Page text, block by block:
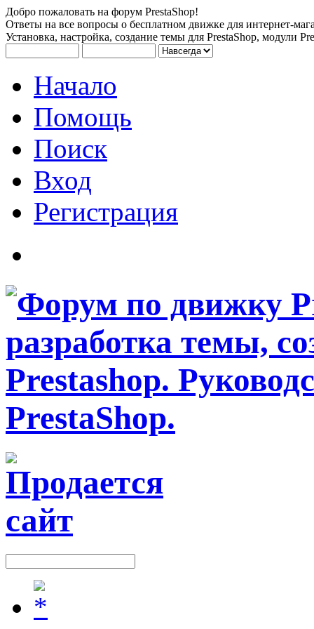
Добро пожаловать на форум PrestaShop!
Ответы на все вопросы о бесплатном движке для интернет-
Установка, настройка, создание темы для PrestaShop, модули
Начало
Помощь
Поиск
Вход
Регистрация